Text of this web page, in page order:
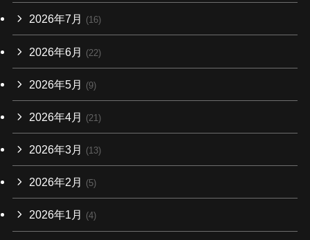
2026年7月 (16)
2026年6月 (22)
2026年5月 (9)
2026年4月 (21)
2026年3月 (13)
2026年2月 (5)
2026年1月 (4)